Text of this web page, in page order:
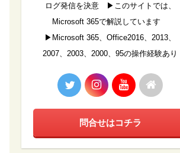
ログ発信を決意 ▶︎このサイトでは、
Microsoft 365で解説しています
▶︎Microsoft 365、Office2016、2013、
2007、2003、2000、95の操作経験あり
問合せはコチラ